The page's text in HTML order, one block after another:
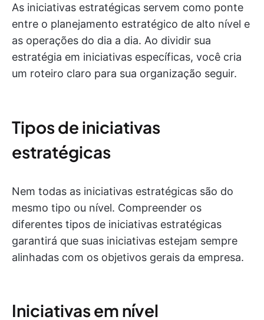
As iniciativas estratégicas servem como ponte
entre o planejamento estratégico de alto nível e
as operações do dia a dia. Ao dividir sua
estratégia em iniciativas específicas, você cria
um roteiro claro para sua organização seguir.
Tipos de iniciativas
estratégicas
Nem todas as iniciativas estratégicas são do
mesmo tipo ou nível. Compreender os
diferentes tipos de iniciativas estratégicas
garantirá que suas iniciativas estejam sempre
alinhadas com os objetivos gerais da empresa.
Iniciativas em nível